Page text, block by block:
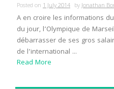
Posted on 1 July 2014 byJonathan
A en croire les informations
du jour, l’Olympique de
débarrasser de ses gros
de l’international ...
Read More